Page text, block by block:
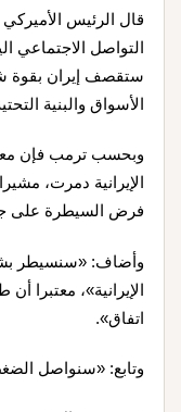
قال الرئيس
التواصل الاجتماعي
ستقصف إيران بقوة
الأسواق والبنية
وبحسب ترمب فإن
الإيرانية دمرت،
فرض السيطرة على
وأضاف: «سنسيطر
الإيرانية»،
اتفاق».
وتابع: «سنواصل